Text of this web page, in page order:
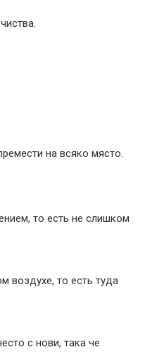
на всяко място.
то есть не слишком
воздухе, то есть туда
с нови, така че